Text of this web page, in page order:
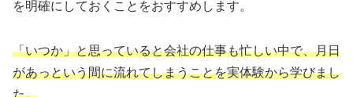
を明確にしておくことをおすすめします。
「いつか」と思っていると会社の仕事も忙しい中で、月日
があっという間に流れてしまうことを実体験から学びまし
た。